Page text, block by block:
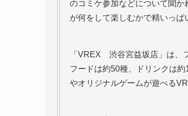
のコミケ参加などについて聞
が何をして楽しむかで精いっぱ
「VREX 渋谷宮益坂店」は、
フードは約50種、ドリンクは
やオリジナルゲームが遊べる